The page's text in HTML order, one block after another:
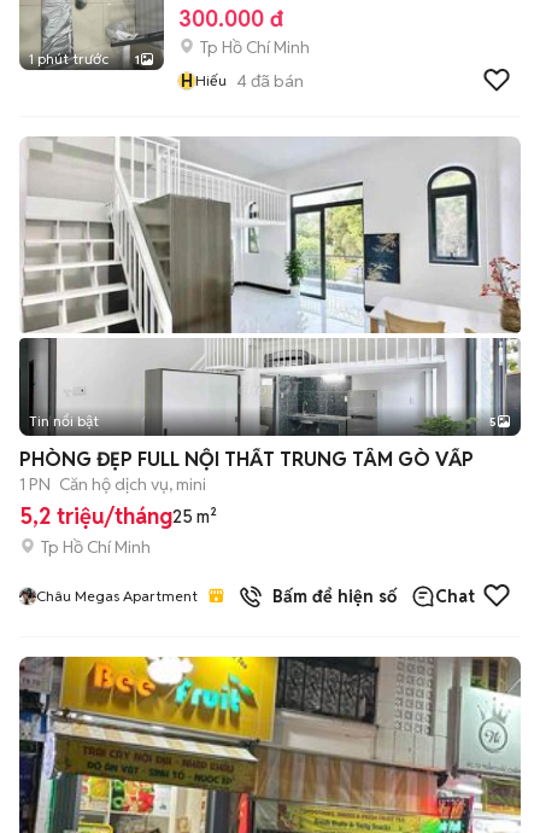
1 phút trước 1
300.000 đ
Tp Hồ Chí Minh
HHiếu 4đã bán
Tin nổi bật 5
PHÒNG ĐẸP FULL NỘI THẤT TRUNG TÂM GÒ VẤP
1 PN Căn hộ dịch vụ, mini
5,2 triệu/tháng25 m²
Tp Hồ Chí Minh
Châu Megas Apartment Bấm để hiện số Chat